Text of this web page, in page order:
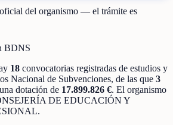
del organismo — el trámite es
BDNS
18 convocatorias registradas de estudios y
Nacional de Subvenciones, de las que 3
dotación de 17.899.826 €. El organismo
DE EDUCACIÓN Y
.